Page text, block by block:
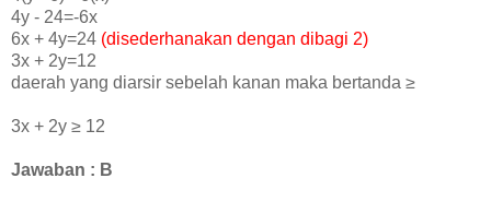
4y - 24=-6x
6x + 4y=24 (disederhanakan dengan dibagi 2)
3x + 2y=12
daerah yang diarsir sebelah kanan maka bertanda ≥
3x + 2y ≥ 12
Jawaban : B